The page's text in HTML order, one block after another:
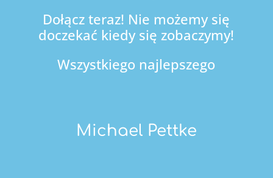
Dołącz teraz! Nie możemy się
doczekać kiedy się zobaczymy!
Wszystkiego najlepszego
Michael Pettke